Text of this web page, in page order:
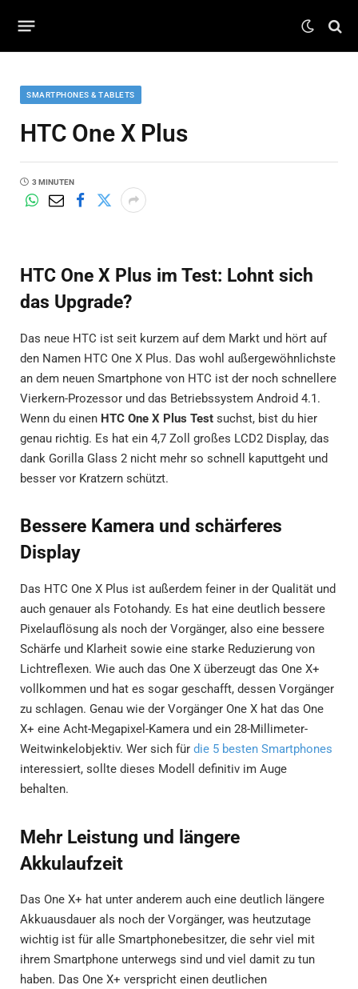
SMARTPHONES & TABLETS
HTC One X Plus
3 MINUTEN
HTC One X Plus im Test: Lohnt sich
das Upgrade?
Das neue HTC ist seit kurzem auf dem Markt und hört auf
den Namen HTC One X Plus. Das wohl außergewöhnlichste
an dem neuen Smartphone von HTC ist der noch schnellere
Vierkern-Prozessor und das Betriebssystem Android 4.1.
Wenn du einen HTC One X Plus Test suchst, bist du hier
genau richtig. Es hat ein 4,7 Zoll großes LCD2 Display, das
dank Gorilla Glass 2 nicht mehr so schnell kaputtgeht und
besser vor Kratzern schützt.
Bessere Kamera und schärferes
Display
Das HTC One X Plus ist außerdem feiner in der Qualität und
auch genauer als Fotohandy. Es hat eine deutlich bessere
Pixelauflösung als noch der Vorgänger, also eine bessere
Schärfe und Klarheit sowie eine starke Reduzierung von
Lichtreflexen. Wie auch das One X überzeugt das One X+
vollkommen und hat es sogar geschafft, dessen Vorgänger
zu schlagen. Genau wie der Vorgänger One X hat das One
X+ eine Acht-Megapixel-Kamera und ein 28-Millimeter-
Weitwinkelobjektiv. Wer sich für die 5 besten Smartphones
interessiert, sollte dieses Modell definitiv im Auge
behalten.
Mehr Leistung und längere
Akkulaufzeit
Das One X+ hat unter anderem auch eine deutlich längere
Akkuausdauer als noch der Vorgänger, was heutzutage
wichtig ist für alle Smartphonebesitzer, die sehr viel mit
ihrem Smartphone unterwegs sind und viel damit zu tun
haben. Das One X+ verspricht einen deutlichen